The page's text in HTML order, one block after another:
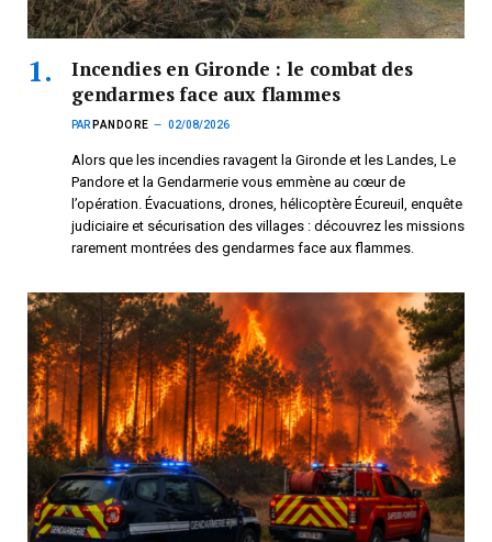
Incendies en Gironde : le combat des
gendarmes face aux flammes
PAR PANDORE 02/08/2026
Alors que les incendies ravagent la Gironde et les Landes, Le
Pandore et la Gendarmerie vous emmène au cœur de
l’opération. Évacuations, drones, hélicoptère Écureuil, enquête
judiciaire et sécurisation des villages : découvrez les missions
rarement montrées des gendarmes face aux flammes.